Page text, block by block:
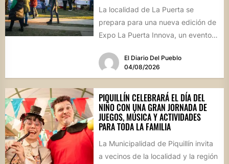
La localidad de La Puerta se
prepara para una nueva edición de
Expo La Puerta Innova, un evento
El Diario Del Pueblo
04/08/2026
PIQUILLÍN CELEBRARÁ EL DÍA DEL
NIÑO CON UNA GRAN JORNADA DE
JUEGOS, MÚSICA Y ACTIVIDADES
PARA TODA LA FAMILIA
La Municipalidad de Piquillín invita
a vecinos de la localidad y la región